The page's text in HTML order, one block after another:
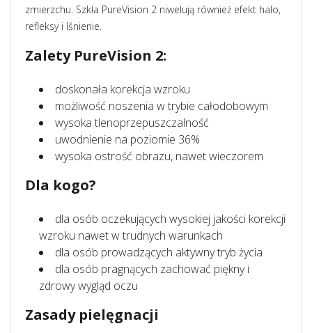
zmierzchu. Szkła PureVision 2 niwelują również efekt halo,
refleksy i lśnienie.
Zalety PureVision 2:
doskonała korekcja wzroku
możliwość noszenia w trybie całodobowym
wysoka tlenoprzepuszczalność
uwodnienie na poziomie 36%
wysoka ostrość obrazu, nawet wieczorem
Dla kogo?
dla osób oczekujących wysokiej jakości korekcji
wzroku nawet w trudnych warunkach
dla osób prowadzących aktywny tryb życia
dla osób pragnących zachować piękny i
zdrowy wygląd oczu
Zasady pielęgnacji